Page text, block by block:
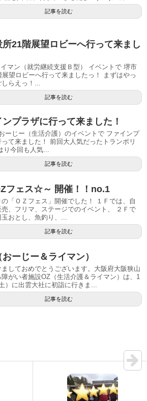
記事を読む
所21階展望ロビーへ行って来まし
マン（就労継続支援Ｂ型） イベントで 堺市
展望ロビーへ行って来ましたっ！ まずはやっ
らえっ！...
記事を読む
ンプラザに行って来ました！
ーじー（生活介護）のイベントで ファインプ
って来ました！ 前回大人気だったトランポリ
り今回も人気...
記事を読む
フェス☆～ 開催！！no.1
の「ＯＺフェス」開催でした！ １Ｆでは、自
売、フリマ、ステージでのイベント、 ２Ｆで
玉おとし、魚釣り、...
記事を読む
ーじー＆ライマン）
ましておめでとうございます。大阪府大阪狭山
がい者施設OZ（生活介護＆ライマン）は、1
）に出雲大社に初詣に行きま...
記事を読む